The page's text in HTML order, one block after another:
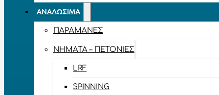
ΑΝΑΛΏΣΙΜΑ
ΠΑΡΑΜΆΝΕΣ
ΝΉΜΑΤΑ – ΠΕΤΟΝΙΈΣ
LRF
SPINNING